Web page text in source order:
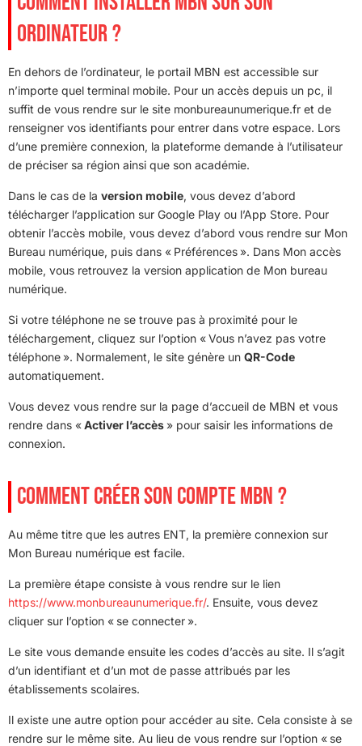
ORDINATEUR ?
En dehors de l’ordinateur, le portail MBN est accessible sur
n’importe quel terminal mobile. Pour un accès depuis un pc, il
suffit de vous rendre sur le site monbureaunumerique.fr et de
renseigner vos identifiants pour entrer dans votre espace. Lors
d’une première connexion, la plateforme demande à l’utilisateur
de préciser sa région ainsi que son académie.
Dans le cas de la version mobile, vous devez d’abord
télécharger l’application sur Google Play ou l’App Store. Pour
obtenir l’accès mobile, vous devez d’abord vous rendre sur Mon
Bureau numérique, puis dans « Préférences ». Dans Mon accès
mobile, vous retrouvez la version application de Mon bureau
numérique.
Si votre téléphone ne se trouve pas à proximité pour le
téléchargement, cliquez sur l’option « Vous n’avez pas votre
téléphone ». Normalement, le site génère un QR-Code
automatiquement.
Vous devez vous rendre sur la page d’accueil de MBN et vous
rendre dans «Activer l’accès» pour saisir les informations de
connexion.
COMMENT CRÉER SON COMPTE MBN ?
Au même titre que les autres ENT, la première connexion sur
Mon Bureau numérique est facile.
La première étape consiste à vous rendre sur le lien
https://www.monbureaunumerique.fr/. Ensuite, vous devez
cliquer sur l’option « se connecter ».
Le site vous demande ensuite les codes d’accès au site. Il s’agit
d’un identifiant et d’un mot de passe attribués par les
établissements scolaires.
Il existe une autre option pour accéder au site. Cela consiste à se
rendre sur le même site. Au lieu de vous rendre sur l’option « se